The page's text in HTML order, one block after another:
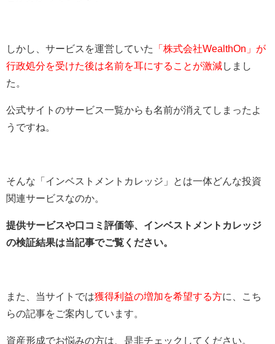
しかし、サービスを運営していた
「株式会社WealthOn」が
行政処分を受けた後は名前を耳にすることが激減 しまし
た。
公式サイトのサービス一覧からも名前が消えてしまったよ
うですね。
そんな「インベストメントカレッジ」とは一体どんな投資
関連サービスなのか。
提供サービスや口コミ評価等、インベストメントカレッジ
の検証結果は当記事でご覧ください。
また、当サイトでは獲得利益の増加を希望する方に、こち
らの記事をご案内しています。
資産形成でお悩みの方は、是非チェックしてください。